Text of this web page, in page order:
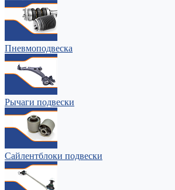
Пневмоподвеска
Рычаги подвески
Сайлентблоки подвески